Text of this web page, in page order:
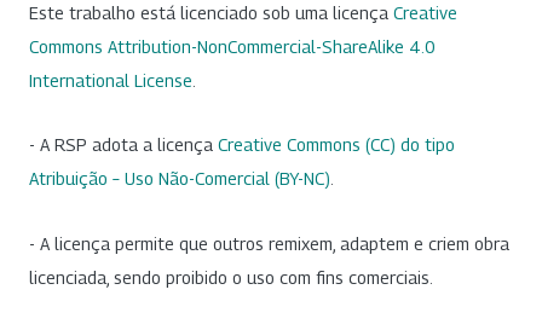
Este trabalho está licenciado sob uma licença Creative
Commons Attribution-NonCommercial-ShareAlike 4.0
International License
- A RSP adota a licença Creative Commons (CC) do tipo
Atribuição – Uso Não-Comercial (BY-NC)
- A licença permite que outros remixem, adaptem e criem obra
licenciada, sendo proibido o uso com fins comerciais.